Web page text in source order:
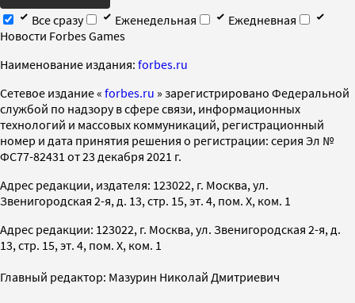
Все сразу
Еженедельная
Ежедневная
Новости Forbes Games
Наименование издания: forbes.ru
Cетевое издание « forbes.ru » зарегистрировано Федеральной
службой по надзору в сфере связи, информационных
технологий и массовых коммуникаций, регистрационный
номер и дата принятия решения о регистрации: серия Эл №
ФС77-82431 от 23 декабря 2021 г.
Адрес редакции, издателя: 123022, г. Москва, ул.
Звенигородская 2-я, д. 13, стр. 15, эт. 4, пом. X, ком. 1
Адрес редакции: 123022, г. Москва, ул. Звенигородская 2-я, д.
13, стр. 15, эт. 4, пом. X, ком. 1
Главный редактор: Мазурин Николай Дмитриевич